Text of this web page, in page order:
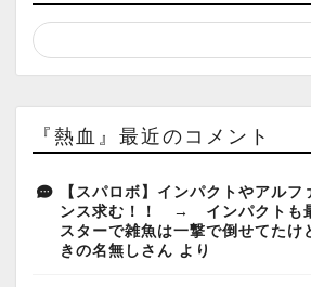
『熱血』最近のコメント
【スパロボ】インパクトやアルフ
ンス求む！！ → インパクトも
スターで雑魚は一撃で倒せてたけ
きの名無しさん より